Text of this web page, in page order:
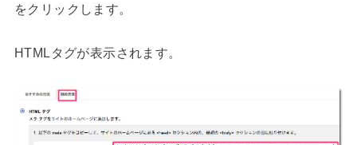
をクリックします。
HTMLタグが表示されます。